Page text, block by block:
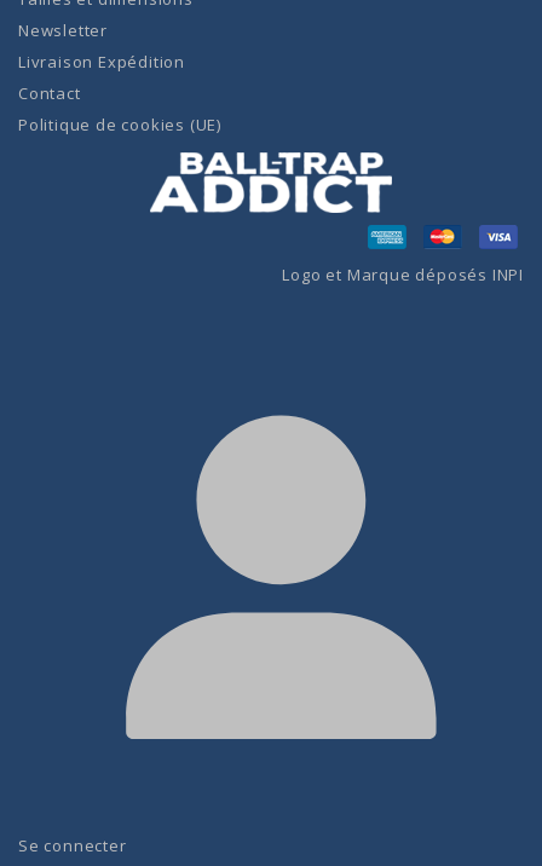
Newsletter
Livraison Expédition
Contact
Politique de cookies (UE)
Logo et Marque déposés INPI
Se connecter